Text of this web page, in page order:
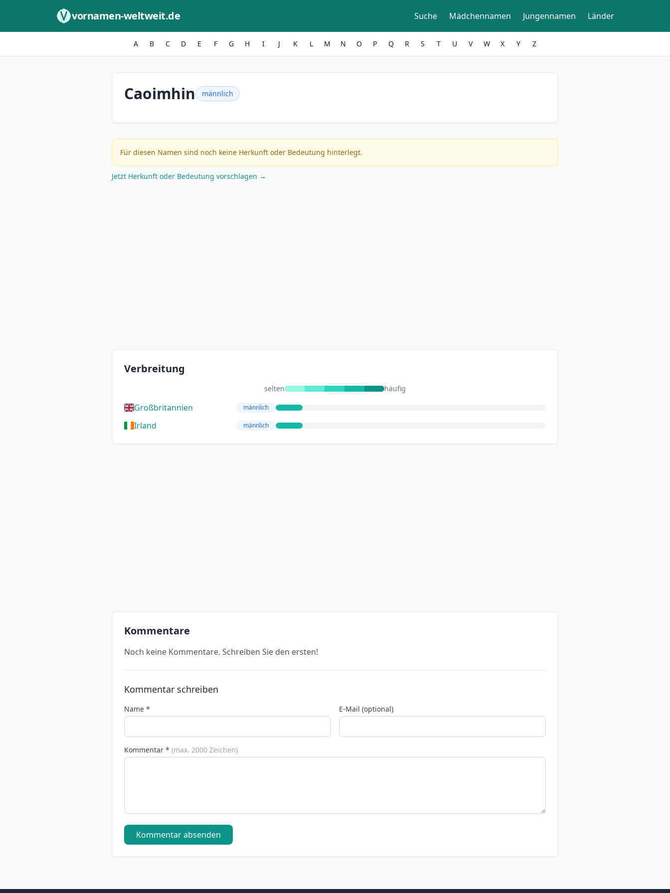
vornamen-weltweit.de Suche Mädchennamen Jungennamen Länder
A B C D E F G H I J K L M N O P Q R S T U V W X Y Z
Caoimhin männlich
Für diesen Namen sind noch keine Herkunft oder Bedeutung hinterlegt.
Jetzt Herkunft oder Bedeutung vorschlagen →
Verbreitung
selten häufig
Großbritannien männlich
Irland männlich
Kommentare
Noch keine Kommentare. Schreiben Sie den ersten!
Kommentar schreiben
Name * E-Mail (optional)
Kommentar * (max. 2000 Zeichen)
Kommentar absenden